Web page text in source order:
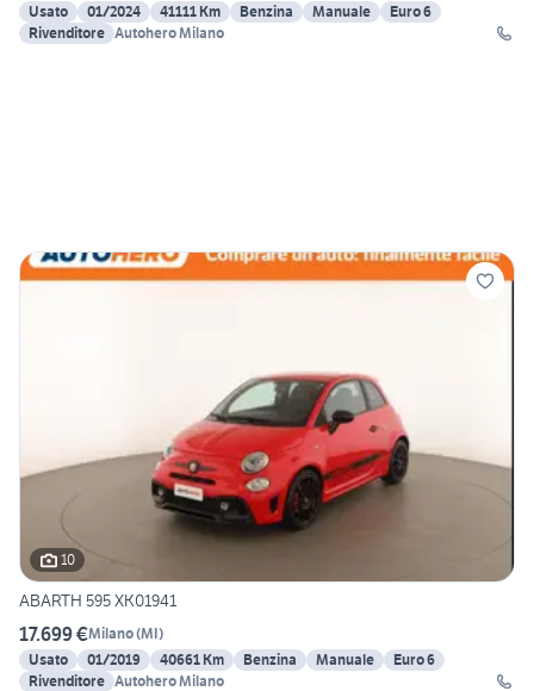
Usato
01/2024 41111 Km Benzina Manuale
Euro 6
Rivenditore Autohero Milano
10
ABARTH 595 XK01941
17.699 €Milano(MI)
Usato
01/2019 40661 Km Benzina Manuale
Euro 6
Rivenditore Autohero Milano